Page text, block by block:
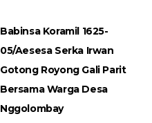
Babinsa Koramil 1625-
05/Aesesa Serka Irwan
Gotong Royong Gali Parit
Bersama Warga Desa
Nggolombay